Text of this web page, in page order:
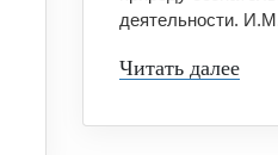
деятельности.
Читать далее